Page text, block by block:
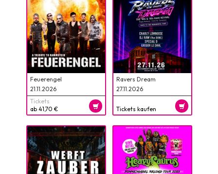
Feuerengel
21.11.2026
Tickets
ab 41,70 €
Ravers Dream
27.11.2026
Tickets kaufen